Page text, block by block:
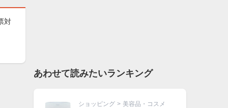
対
あわせて読みたいランキング
ショッピング > 美容品・コスメ